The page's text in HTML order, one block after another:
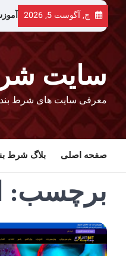
پرش
محتوا
چ, آگوست 5, 2026
سایت
معرفی سایت های شرط
صفحه اصلی بلاگ شرط
برچسب: